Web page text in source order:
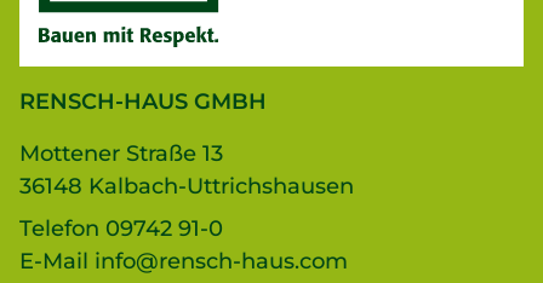
RENSCH-HAUS GMBH
Mottener Straße 13
36148 Kalbach-Uttrichshausen
Telefon 09742 91-0
E-Mail info@rensch-haus.com